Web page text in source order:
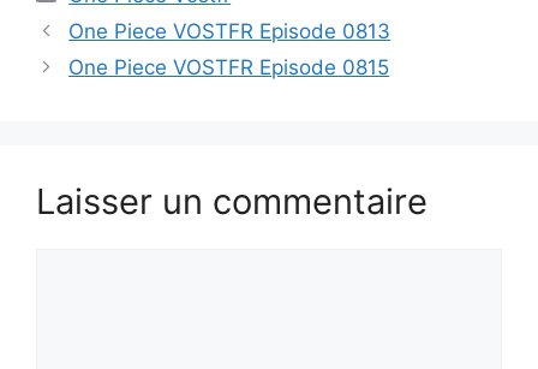
One Piece VOSTFR Episode 0813
One Piece VOSTFR Episode 0815
Laisser un commentaire